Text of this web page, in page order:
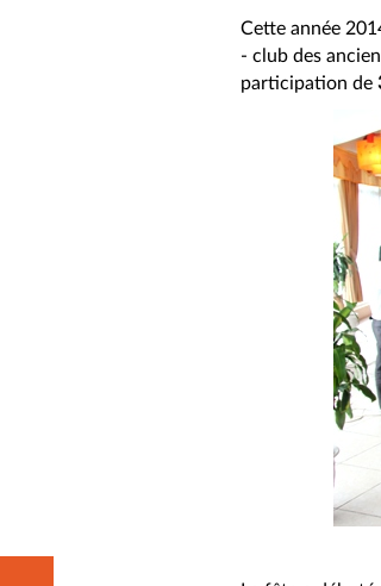
Cette année
- club des
participation de